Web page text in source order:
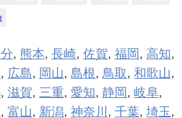
, 熊本, 長崎, 佐賀, 福岡 , 高知,
, 広島, 岡山, 島根, 鳥取, 和歌山,
, 滋賀, 三重, 愛知, 静岡 , 岐阜,
, 富山, 新潟, 神奈川 , 千葉, 埼玉 ,